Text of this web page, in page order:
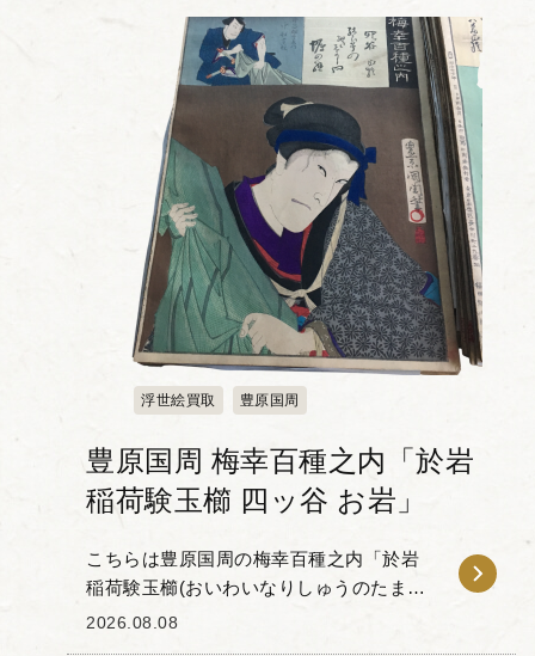
浮世絵買取 豊原国周
豊原国周 梅幸百種之内「於岩
稲荷験玉櫛 四ッ谷 お岩」
こちらは豊原国周の梅幸百種之内「於岩
稲荷験玉櫛(おいわいなりしゅうのたまぐ
し)四ッ谷 お岩」です。 「梅幸百種(ばい
2026.08.08